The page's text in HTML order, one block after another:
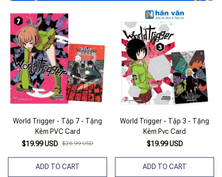
World Trigger - Tập 7 - Tặng
Kèm PVC Card
$19.99 USD $26.99 USD
ADD TO CART
World Trigger - Tập 3 - Tặng
Kèm Pvc Card
$19.99 USD
ADD TO CART